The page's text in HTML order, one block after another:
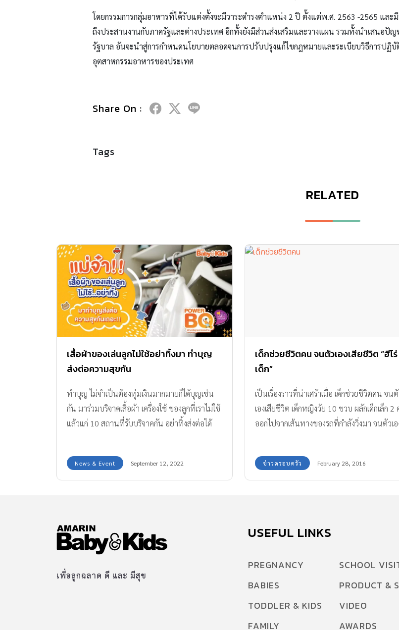
โดยกรรมการกลุ่มอาหารที่ได้รับแต่งตั้งจะมีวาระดำรงตำแหน่ง 2 ปี ตั้งแต่พ.ศ. 2563 -2565 แล
ถึงประสานงานกับภาครัฐและต่างประเทศ อีกทั้งยังมีส่วนส่งเสริมและวางแผน รวมทั้งนำเสนอ
รัฐบาล อันจะนำสู่การกำหนดนโยบายตลอดจนการปรับปรุงแก้ไขกฎหมายและระเบียบวิธีการปฏิบั
อุตสาหกรรมอาหารของประเทศ
Share On :
Tags
RELATED
เสื้อผ้าของเล่นลูกไม่ใช้อย่าทิ้งมา ทำบุญ
ส่งต่อความสุขกัน
ทำบุญ ไม่จำเป็นต้องทุ่มเงินมากมายก็ได้บุญเช่น
กัน มาร่วมบริจาคเสื้อผ้า เครื่องใช้ ของลูกที่เราไม่ใช้
แล้วแก่ 10 สถานที่รับบริจาคกัน อย่าทิ้งส่งต่อได้
News & Event September 12, 2022
เด็กช่วยชีวิตคน จนตัวเองเสียชีวิต “ฮีโร่
เด็ก”
เป็นเรื่องราวที่น่าเศร้าเมื่อ เด็กช่วยชีวิตคน จน
เองเสียชีวิต เด็กหญิงวัย 10 ขวบ ผลักเด็กเล็ก 2
ออกไปจากเส้นทางของรถที่กำลังวิ่งมา จนตัวเอ
ของเธอเอาไว้
ข่าวครอบครัว February 28, 2016
เพื่อลูกฉลาด ดี และ มีสุข
USEFUL LINKS
PREGNANCY
BABIES
TODDLER & KIDS
FAMILY
SCHOOL
PRODUCT &
VIDEO
AWARDS